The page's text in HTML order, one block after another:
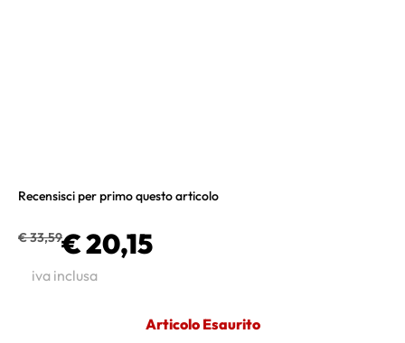
Recensisci per primo questo articolo
€ 33,59€ 20,15
iva inclusa
Articolo Esaurito